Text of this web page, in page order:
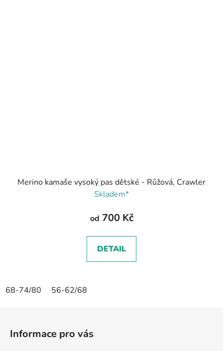
Merino kamaše vysoký pas dětské - Růžová, Crawler
Skladem*
od 700 Kč
DETAIL
68-74/80 56-62/68
Informace pro vás